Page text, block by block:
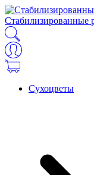
Сухоцветы